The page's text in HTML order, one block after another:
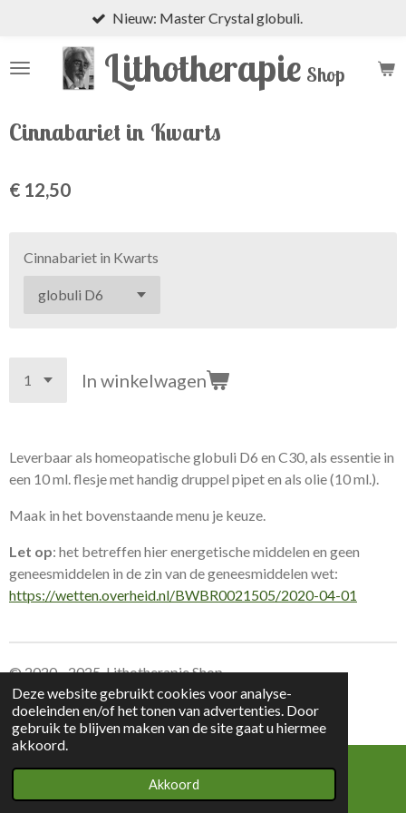
Deze website gebruikt cookies voor analyse-
doeleinden en/of het tonen van advertenties. Door
gebruik te blijven maken van de site gaat u hiermee
akkoord.
Akkoord
naar
Lithotherapie Shop
Nieuw: Master Crystal globuli.
Cinnabariet in Kwarts
€ 12,50
Cinnabariet in Kwarts
In winkelwagen
Leverbaar als homeopatische globuli D6 en C30, als essentie in
een 10 ml. flesje met handig druppel pipet en als olie (10 ml.).
Maak in het bovenstaande menu je keuze.
Let op: het betreffen hier energetische middelen en geen
geneesmiddelen in de zin van de geneesmiddelen wet:
https://wetten.overheid.nl/BWBR0021505/2020-04-01
© 2020 - 2025 Lithotherapie Shop
Leverings voorwaarden Lithotherapie Shop